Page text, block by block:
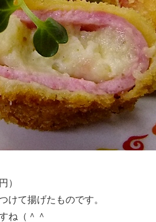
）
けて揚げたものです。
ね（＾＾